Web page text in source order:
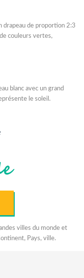
drapeau de proportion 2:3
couleurs vertes,
blanc avec un grand
le soleil.
villes du monde et
Pays, ville.